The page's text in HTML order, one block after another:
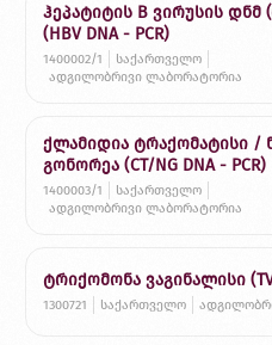
ჰეპატიტის B ვირუსის
(HBV DNA - PCR)
1400002/1
საქართველო
ადგილობრივი ლაბორატორია
ქლამიდია ტრაქომატისი /
გონორეა (CT/NG DNA - PCR)
1400003/1
საქართველო
ადგილობრივი ლაბორატორია
ტრიქომონა ვაგინალისი (TV
1300721 საქართველო